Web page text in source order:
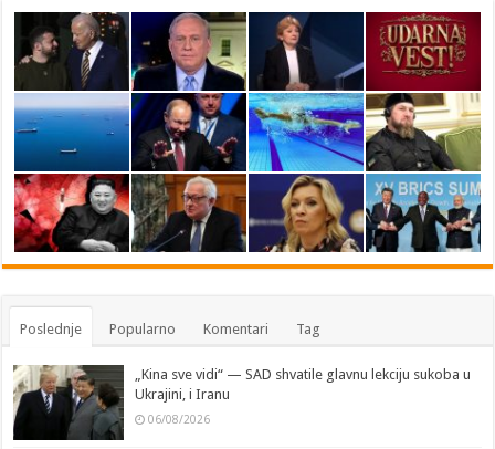
Poslednje Popularno Komentari Tag
„Kina sve vidi“ — SAD shvatile glavnu lekciju sukoba u
Ukrajini, i Iranu
06/08/2026